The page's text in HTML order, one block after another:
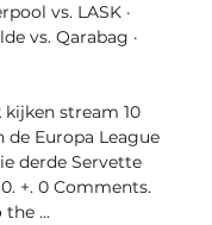
vs. LASK ·
vs. Qarabag ·
kijken stream 10
de Europa League
derde Servette
+. 0 Comments.
...